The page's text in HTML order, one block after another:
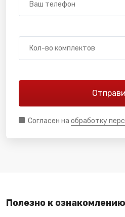
Согласен на обработку
Полезно к ознакомлению